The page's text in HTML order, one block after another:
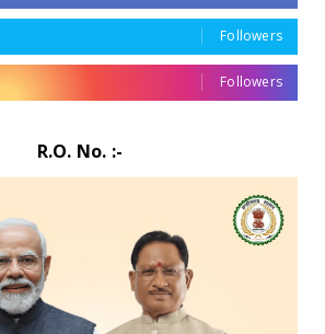
Followers
Followers
R.O. No. :-